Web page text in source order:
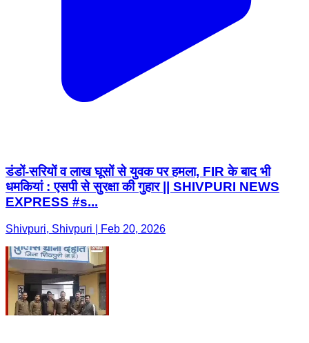
डंडों-सरियों व लाख घूसों से युवक पर हमला, FIR के बाद भी
धमकियां : एसपी से सुरक्षा की गुहार || SHIVPURI NEWS
EXPRESS #s...
Shivpuri, Shivpuri | Feb 20, 2026